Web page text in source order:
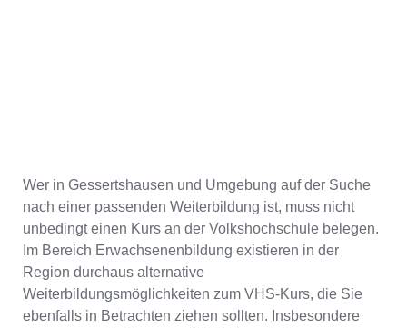
Wer in Gessertshausen und Umgebung auf der Suche
nach einer passenden Weiterbildung ist, muss nicht
unbedingt einen Kurs an der Volkshochschule belegen.
Im Bereich Erwachsenenbildung existieren in der
Region durchaus alternative
Weiterbildungsmöglichkeiten zum VHS-Kurs, die Sie
ebenfalls in Betrachten ziehen sollten. Insbesondere